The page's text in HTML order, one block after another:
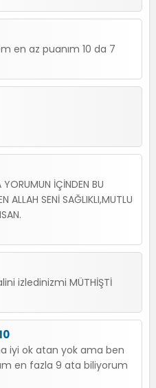
en az puanım 10 da 7
İÇİNDEN BU
ALLAH SENİ SAĞLIKLI,MUTLU
izledinizmi MÜTHİŞTİ
iyi ok atan yok ama ben
en fazla 9 ata biliyorum